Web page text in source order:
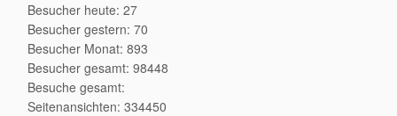
Besucher heute: 27
Besucher gestern: 70
Besucher Monat: 893
Besucher gesamt: 98448
Besuche gesamt:
Seitenansichten: 334450